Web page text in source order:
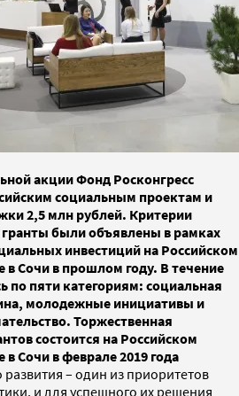
акции Фонд Росконгресс
социальным проектам и
2,5 млн рублей. Критерии
были объявлены в рамках
инвестиций на Российском
Сочи в прошлом году. В течение
по пяти категориям: социальная
молодежные инициативы и
Торжественная
состоится на Российском
Сочи в феврале 2019 года
– один из приоритетов
и для успешного их решения